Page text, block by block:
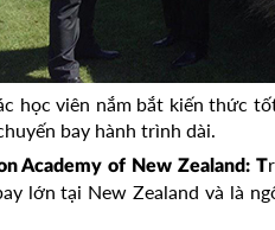
học viên nắm bắt kiến thức
bay hành trình dài.
Academy of New Zealand: T
lớn tại New Zealand và là